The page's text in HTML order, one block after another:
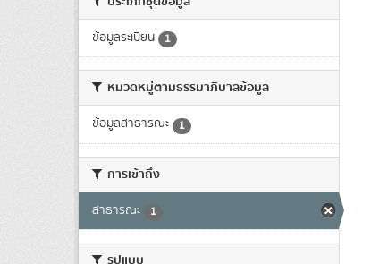
ข้อมูลระเบียน 1
หมวดหมู่ตามธรรมาภิบาลข้อมูล
ข้อมูลสาธารณะ 1
การเข้าถึง
สาธารณะ 1